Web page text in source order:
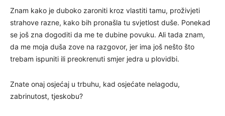
Znam kako je duboko zaroniti kroz vlastiti tamu, proživjeti
strahove razne, kako bih pronašla tu svjetlost duše. Ponekad
se još zna dogoditi da me te dubine povuku. Ali tada znam,
da me moja duša zove na razgovor, jer ima još nešto što
trebam ispuniti ili preokrenuti smjer jedra u plovidbi.
Znate onaj osjećaj u trbuhu, kad osjećate nelagodu,
zabrinutost, tjeskobu?